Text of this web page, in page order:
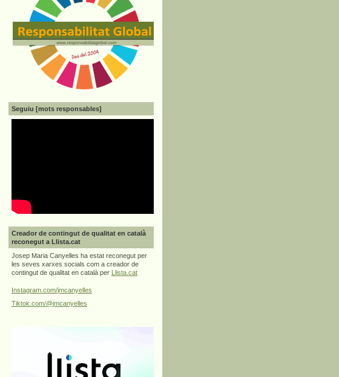
Seguiu [mots responsables]
Creador de contingut de qualitat en català
reconegut a Llista.cat
Josep Maria Canyelles ha estat reconegut per
les seves xarxes socials com a creador de
contingut de qualitat en català per
Llista.cat
Instagram.com/jmcanyelles
Tiktok.com/@jmcanyelles